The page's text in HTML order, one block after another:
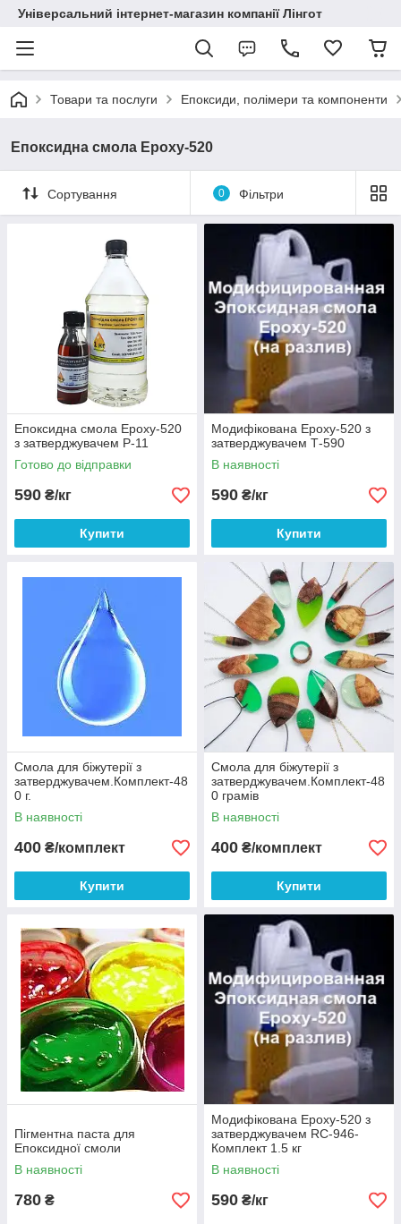
Універсальний інтернет-магазин компанії Лінгот
Товари та послуги Епоксиди, полімери та компоненти
Епоксидна смола Epoxy-520
Сортування 0 Фільтри
Епоксидна смола Epoxy-520
з затверджувачем Р-11
Готово до відправки
590 ₴/кг
Купити
Модифікована Epoxy-520 з
затверджувачем Т-590
В наявності
590 ₴/кг
Купити
Смола для біжутерії з
затверджувачем.Комплект-48
0 г.
В наявності
400 ₴/комплект
Купити
Смола для біжутерії з
затверджувачем.Комплект-48
0 грамів
В наявності
400 ₴/комплект
Купити
Пігментна паста для
Епоксидної смоли
В наявності
780 ₴
Модифікована Epoxy-520 з
затверджувачем RC-946-
Комплект 1.5 кг
В наявності
590 ₴/кг